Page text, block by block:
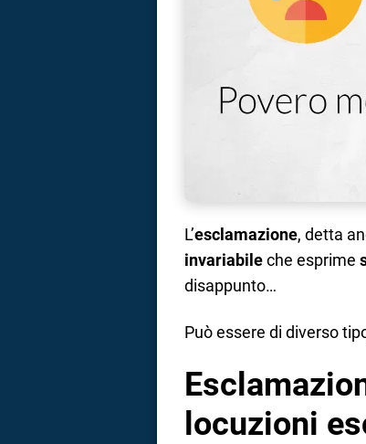
L’esclamazione, detta
invariabileche esprime
disappunto…
Può essere di diverso
locuzioni